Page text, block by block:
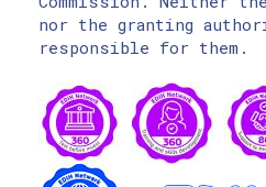
nor the granting
responsible for them.